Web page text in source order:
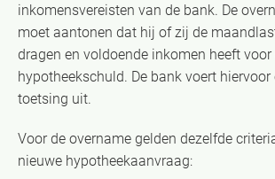
inkomensvereisten van de bank. De
moet aantonen dat hij of zij de
dragen en voldoende inkomen heeft
hypotheekschuld. De bank voert hiervoor
toetsing uit.
Voor de overname gelden dezelfde
nieuwe hypotheekaanvraag: